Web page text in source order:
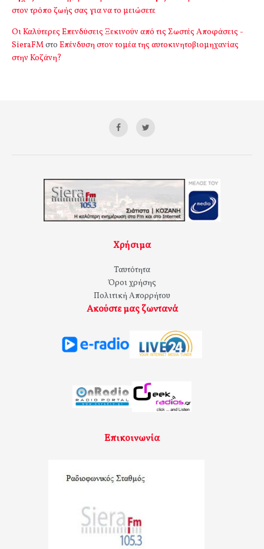
στον τρόπο ζωής σας για να το μειώσετε
Οι Καλύτερες Επενδύσεις Ξεκινούν από τις Σωστές Αποφάσεις -
SieraFMστο Επένδυση στον τομέα της αυτοκινητοβιομηχανίας
στην Κοζάνη?
Χρήσιμα
Ταυτότητα
Όροι χρήσης
Πολιτική Απορρήτου
Ακούστε μας ζωντανά
Επικοινωνία